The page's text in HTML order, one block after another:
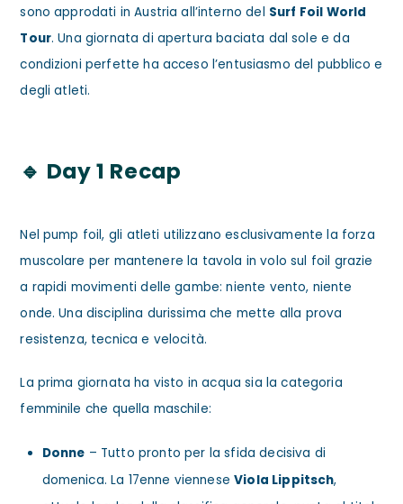
sono approdati in Austria all’interno del Surf Foil World
Tour. Una giornata di apertura baciata dal sole e da
condizioni perfette ha acceso l’entusiasmo del pubblico e
degli atleti.
🔹 Day 1 Recap
Nel pump foil, gli atleti utilizzano esclusivamente la forza
muscolare per mantenere la tavola in volo sul foil grazie
a rapidi movimenti delle gambe: niente vento, niente
onde. Una disciplina durissima che mette alla prova
resistenza, tecnica e velocità.
La prima giornata ha visto in acqua sia la categoria
femminile che quella maschile:
Donne – Tutto pronto per la sfida decisiva di
domenica. La 17enne vienneseViola Lippitsch,